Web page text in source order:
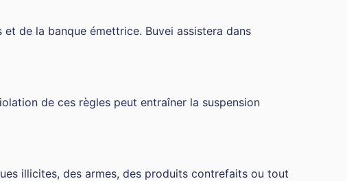
de la banque émettrice. Buvei assistera dans
de ces règles peut entraîner la suspension
illicites, des armes, des produits contrefaits ou tout